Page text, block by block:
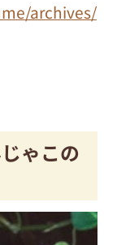
archives/
ゃこの